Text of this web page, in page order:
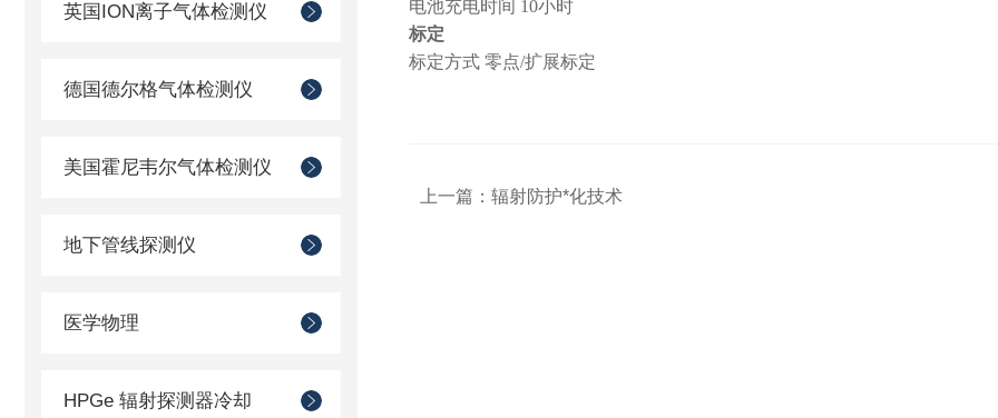
英国ION离子气体检测仪
德国德尔格气体检测仪
美国霍尼韦尔气体检测仪
地下管线探测仪
医学物理
HPGe 辐射探测器冷却
电池充电时间 10小时
标定
标定方式 零点/扩展标定
上一篇： 辐射防护*化技术